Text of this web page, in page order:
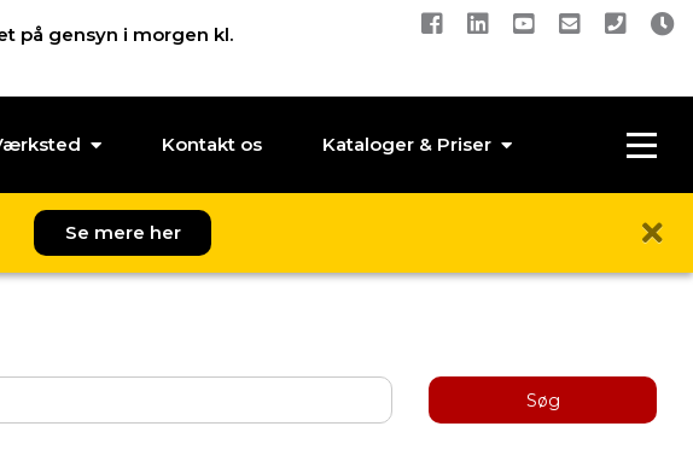
på gensyn i morgen kl.
Kontakt os Kataloger & Priser
Se mere her
Søg